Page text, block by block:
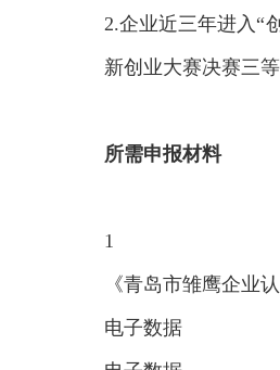
2.企业近三年进入“
新创业大赛决赛三等
所需申报材料
1
《青岛市雏鹰企业
电子数据